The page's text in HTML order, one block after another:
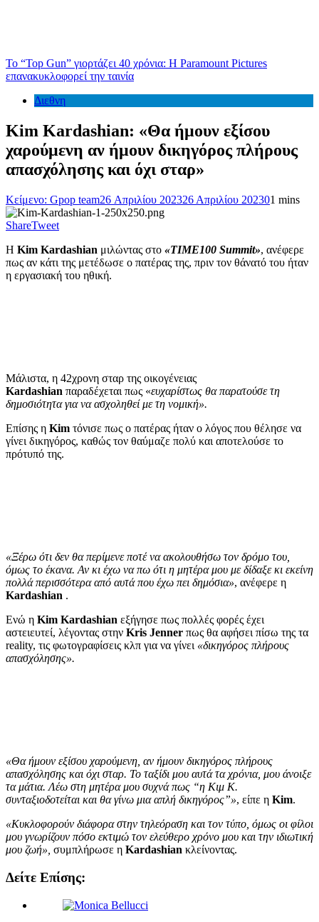
Το “Top Gun” γιορτάζει 40 χρόνια: Η Paramount Pictures
επανακυκλοφορεί την ταινία
Διεθνη
Kim Kardashian: «Θα ήμουν εξίσου
χαρούμενη αν ήμουν δικηγόρος πλήρους
απασχόλησης και όχι σταρ»
Κείμενο: Gpop team26 Απριλίου 202326 Απριλίου 202301 mins
ShareTweet
Η Kim Kardashian μιλώντας στο «TIME100 Summit», ανέφερε
πως αν κάτι της μετέδωσε ο πατέρας της, πριν τον θάνατό του ήταν
η εργασιακή του ηθική.
Μάλιστα, η 42χρονη σταρ της οικογένειας
Kardashian παραδέχεται πως «ευχαρίστως θα παρατούσε τη
δημοσιότητα για να ασχοληθεί με τη νομική».
Επίσης η Kim τόνισε πως ο πατέρας ήταν ο λόγος που θέλησε να
γίνει δικηγόρος, καθώς τον θαύμαζε πολύ και αποτελούσε το
πρότυπό της.
«Ξέρω ότι δεν θα περίμενε ποτέ να ακολουθήσω τον δρόμο του,
όμως το έκανα. Αν κι έχω να πω ότι η μητέρα μου με δίδαξε κι εκείνη
πολλά περισσότερα από αυτά που έχω πει δημόσια», ανέφερε η
Kardashian .
Ενώ η Kim Kardashian εξήγησε πως πολλές φορές έχει
αστειευτεί, λέγοντας στην Kris Jenner πως θα αφήσει πίσω της τα
reality, τις φωτογραφίσεις κλπ για να γίνει «δικηγόρος πλήρους
απασχόλησης».
«Θα ήμουν εξίσου χαρούμενη, αν ήμουν δικηγόρος πλήρους
απασχόλησης και όχι σταρ. Το ταξίδι μου αυτά τα χρόνια, μου άνοιξε
τα μάτια. Λέω στη μητέρα μου συχνά πως “η Κιμ Κ.
συνταξιοδοτείται και θα γίνω μια απλή δικηγόρος”», είπε η Kim.
«Κυκλοφορούν διάφορα στην τηλεόραση και τον τύπο, όμως οι φίλοι
μου γνωρίζουν πόσο εκτιμώ τον ελεύθερο χρόνο μου και την ιδιωτική
μου ζωή», συμπλήρωσε η Kardashian κλείνοντας.
Δείτε Επίσης: